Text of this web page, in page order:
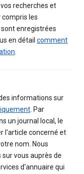
recherches et
compris les
enregistrées
en détail comment
.
informations sur
. Par
un journal local, le
l'article concerné et
nom. Nous
vous auprès de
d'annuaire qui